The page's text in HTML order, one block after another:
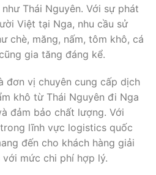
Thái Nguyên. Với sự phát
Việt tại Nga, nhu cầu sử
chè, măng, nấm, tôm khô, cá
gia tăng đáng kể.
đơn vị chuyên cung cấp dịch
khô từ Thái Nguyên đi Nga
đảm bảo chất lượng. Với
lĩnh vực logistics quốc
đến cho khách hàng giải
mức chi phí hợp lý.